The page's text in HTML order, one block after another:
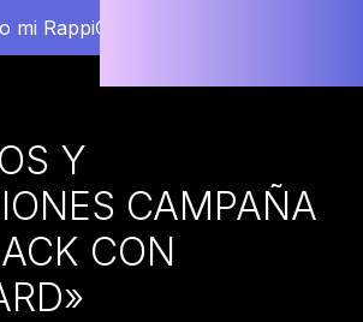
mi RappiCard
Y
CAMPAÑA
CON